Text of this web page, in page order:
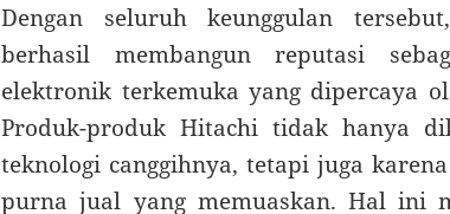
Dengan seluruh keunggulan
berhasil membangun reputasi
elektronik terkemuka yang dipercaya
Produk-produk Hitachi tidak hanya
teknologi canggihnya, tetapi juga
purna jual yang memuaskan. Hal ini